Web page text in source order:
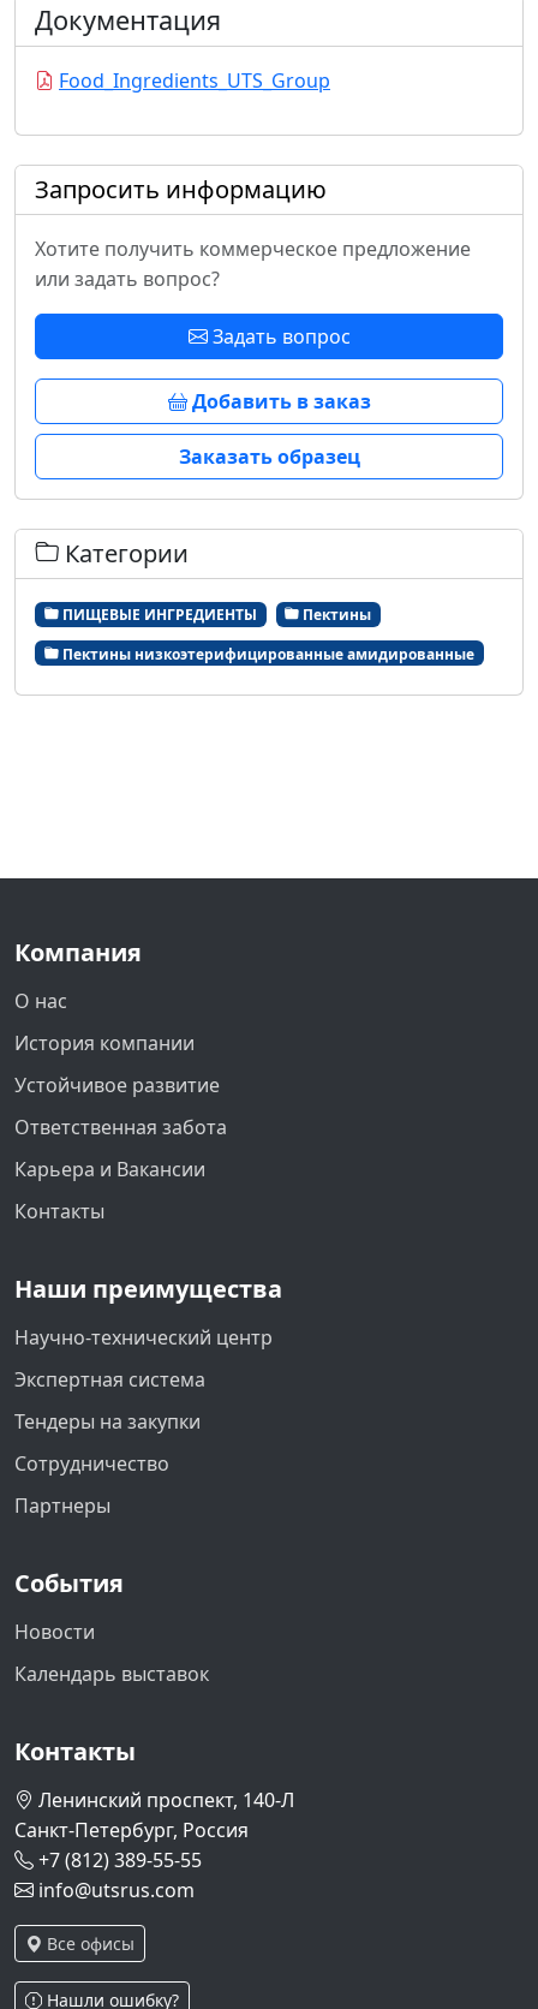
Документация
Food_Ingredients_UTS_Group
Запросить информацию
Хотите получить коммерческое предложение
или задать вопрос?
Задать вопрос
Добавить в заказ
Заказать образец
Категории
ПИЩЕВЫЕ ИНГРЕДИЕНТЫ
Пектины
Пектины низкоэтерифицированные амидированные
Компания
О нас
История компании
Устойчивое развитие
Ответственная забота
Карьера и Вакансии
Контакты
Наши преимущества
Научно-технический центр
Экспертная система
Тендеры на закупки
Сотрудничество
Партнеры
События
Новости
Календарь выставок
Контакты
Ленинский проспект, 140-Л
Санкт-Петербург, Россия
+7 (812) 389-55-55
info@utsrus.com
Все офисы
Нашли ошибку?